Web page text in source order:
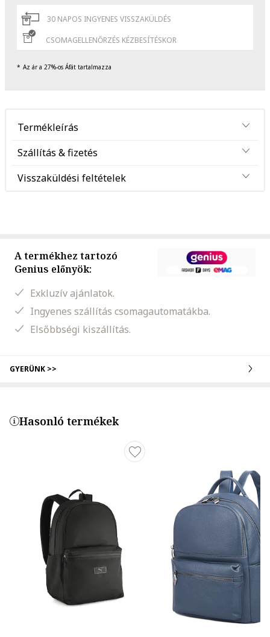
30 NAPOS INGYENES VISSZAKÜLDÉS
CSOMAGELLENŐRZÉS KÉZBESÍTÉSKOR
Az ár a 27%-os Áfát tartalmazza
Termékleírás
Szállítás & fizetés
Visszaküldési feltételek
A termékhez tartozó
Genius előnyök:
Exkluzív ajánlatok.
Ingyenes szállítás csomagautomatákba.
Elsőbbségi kiszállítás.
GYERÜNK >>
Hasonló termékek